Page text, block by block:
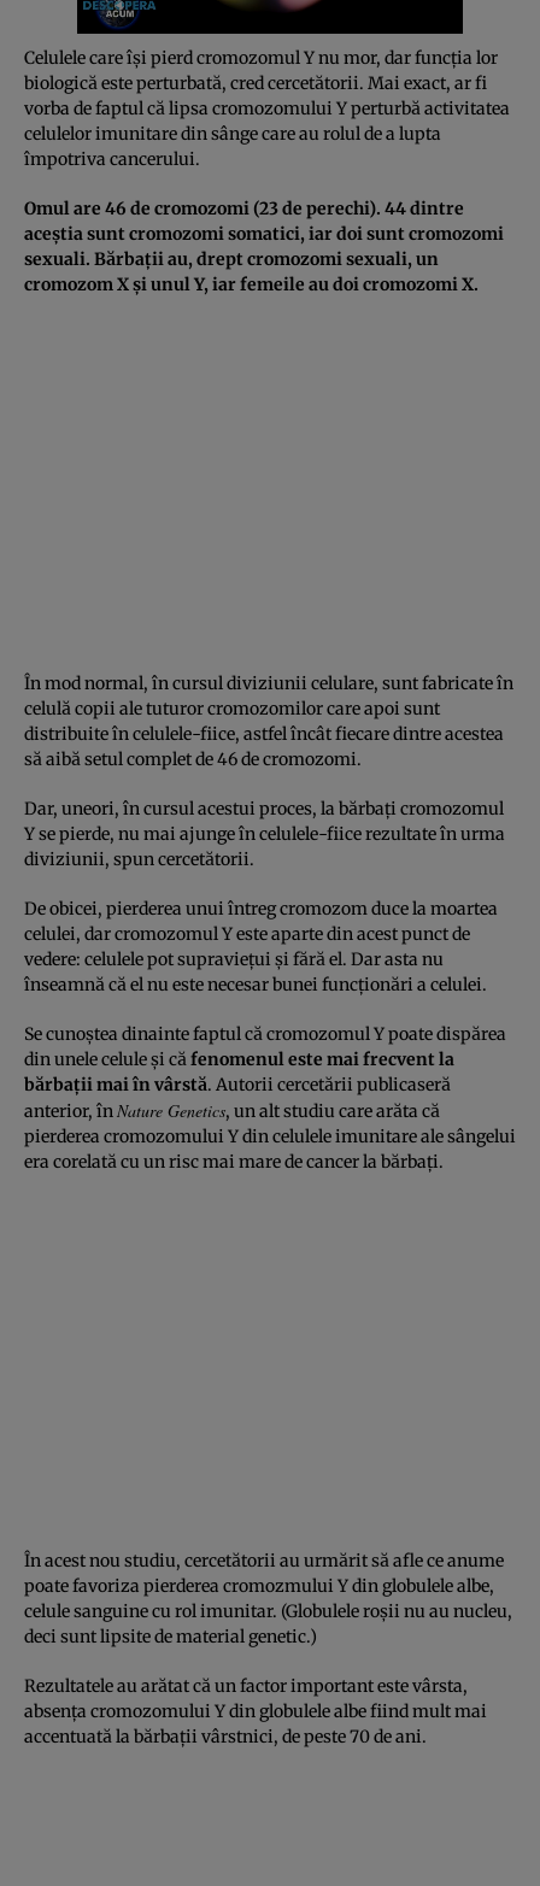
Celulele care îşi pierd cromozomul Y nu mor, dar funcţia lor
biologică este perturbată, cred cercetătorii. Mai exact, ar fi
vorba de faptul că lipsa cromozomului Y perturbă activitatea
celulelor imunitare din sânge care au rolul de a lupta
împotriva cancerului.
Omul are 46 de cromozomi (23 de perechi). 44 dintre
aceştia sunt cromozomi somatici, iar doi sunt cromozomi
sexuali. Bărbaţii au, drept cromozomi sexuali, un
cromozom X şi unul Y, iar femeile au doi cromozomi X.
În mod normal, în cursul diviziunii celulare, sunt fabricate în
celulă copii ale tuturor cromozomilor care apoi sunt
distribuite în celulele-fiice, astfel încât fiecare dintre acestea
să aibă setul complet de 46 de cromozomi.
Dar, uneori, în cursul acestui proces, la bărbaţi cromozomul
Y se pierde, nu mai ajunge în celulele-fiice rezultate în urma
diviziunii, spun cercetătorii.
De obicei, pierderea unui întreg cromozom duce la moartea
celulei, dar cromozomul Y este aparte din acest punct de
vedere: celulele pot supravieţui şi fără el. Dar asta nu
înseamnă că el nu este necesar bunei funcţionări a celulei.
Se cunoştea dinainte faptul că cromozomul Y poate dispărea
din unele celule şi căfenomenul este mai frecvent la
bărbaţii mai în vârstă. Autorii cercetării publicaseră
anterior, în Nature Genetics, un alt studiu care arăta că
pierderea cromozomului Y din celulele imunitare ale sângelui
era corelată cu un risc mai mare de cancer la bărbaţi.
În acest nou studiu, cercetătorii au urmărit să afle ce anume
poate favoriza pierderea cromozmului Y din globulele albe,
celule sanguine cu rol imunitar. (Globulele roşii nu au nucleu,
deci sunt lipsite de material genetic.)
Rezultatele au arătat că un factor important este vârsta,
absenţa cromozomului Y din globulele albe fiind mult mai
accentuată la bărbaţii vârstnici, de peste 70 de ani.